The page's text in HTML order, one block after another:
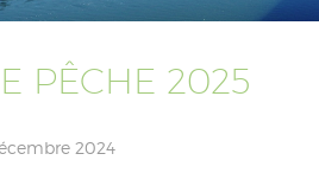
PÊCHE 2025
2024